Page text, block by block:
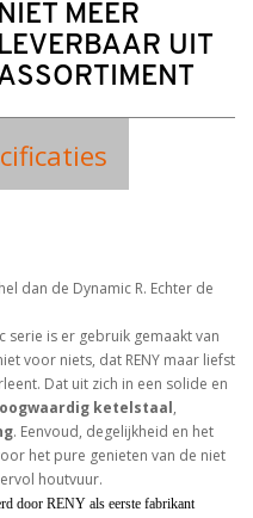
NIET MEER
LEVERBAAR UIT
dan de Dynamic R. Echter de
serie is er gebruik gemaakt van
voor niets, dat RENY maar liefst
Dat uit zich in een solide en
ketelstaal,
. Eenvoud, degelijkheid en het
het pure genieten van de niet
houtvuur.
door RENY als eerste fabrikant